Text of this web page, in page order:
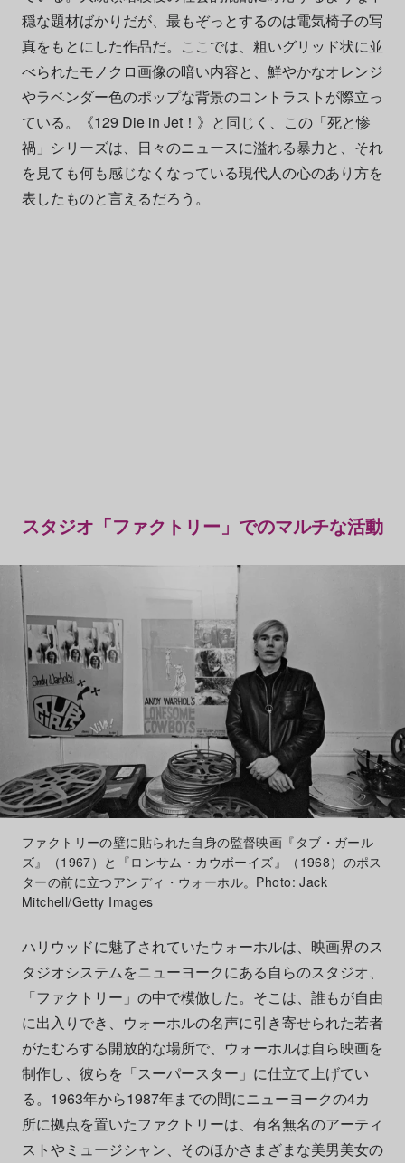
穏な題材ばかりだが、最もぞっとするのは電気椅子の写
真をもとにした作品だ。ここでは、粗いグリッド状に並
べられたモノクロ画像の暗い内容と、鮮やかなオレンジ
やラベンダー色のポップな背景のコントラストが際立っ
ている。《129 Die in Jet！》と同じく、この「死と惨
禍」シリーズは、日々のニュースに溢れる暴力と、それ
を見ても何も感じなくなっている現代人の心のあり方を
表したものと言えるだろう。
スタジオ「ファクトリー」でのマルチな活動
ファクトリーの壁に貼られた自身の監督映画『タブ・ガール
ズ』（1967）と『ロンサム・カウボーイズ』（1968）のポス
ターの前に立つアンディ・ウォーホル。Photo: Jack
Mitchell/Getty Images
ハリウッドに魅了されていたウォーホルは、映画界のス
タジオシステムをニューヨークにある自らのスタジオ、
「ファクトリー」の中で模倣した。そこは、誰もが自由
に出入りでき、ウォーホルの名声に引き寄せられた若者
がたむろする開放的な場所で、ウォーホルは自ら映画を
制作し、彼らを「スーパースター」に仕立て上げてい
る。1963年から1987年までの間にニューヨークの4カ
所に拠点を置いたファクトリーは、有名無名のアーティ
ストやミュージシャン、そのほかさまざまな美男美女の